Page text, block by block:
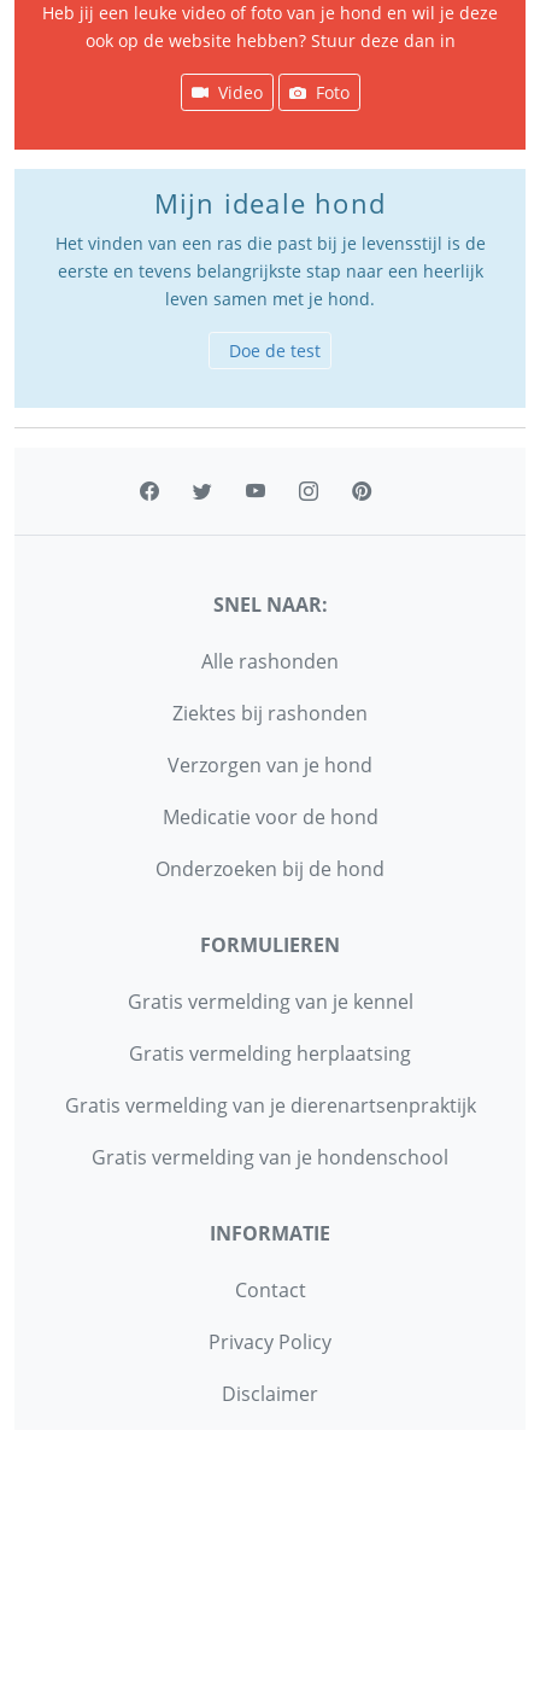
Heb jij een leuke video of foto van je hond en wil je deze
ook op de website hebben? Stuur deze dan in
Video Foto
Mijn ideale hond
Het vinden van een ras die past bij je levensstijl is de
eerste en tevens belangrijkste stap naar een heerlijk
leven samen met je hond.
Doe de test
SNEL NAAR:
Alle rashonden
Ziektes bij rashonden
Verzorgen van je hond
Medicatie voor de hond
Onderzoeken bij de hond
FORMULIEREN
Gratis vermelding van je kennel
Gratis vermelding herplaatsing
Gratis vermelding van je dierenartsenpraktijk
Gratis vermelding van je hondenschool
INFORMATIE
Contact
Privacy Policy
Disclaimer